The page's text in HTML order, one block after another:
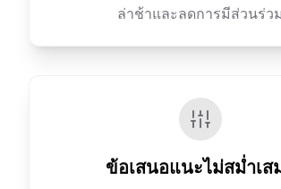
ล่าช้าและลดการมีส่วนร่วม
ข้อเสนอแนะไม่สม่ำเส